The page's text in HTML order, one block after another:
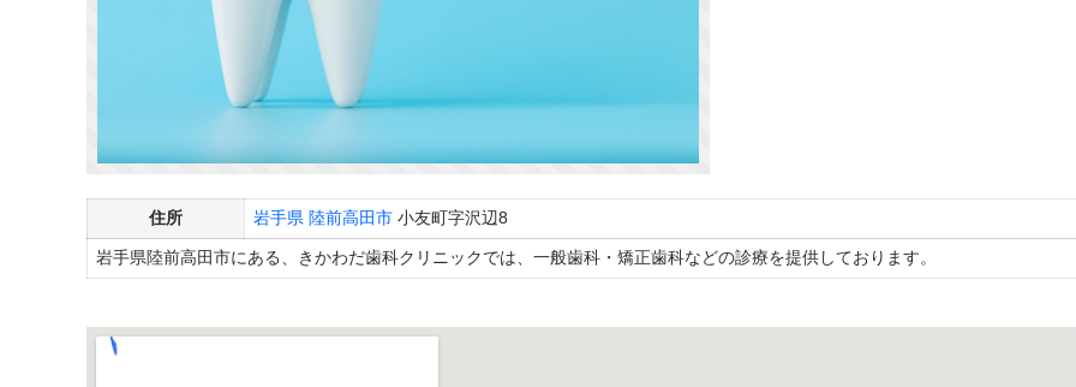
住所 岩手県 陸前高田市 小友町字沢辺8
岩手県陸前高田市にある、きかわだ歯科クリニックでは、一般歯科・矯正歯科などの診療を提供しております。